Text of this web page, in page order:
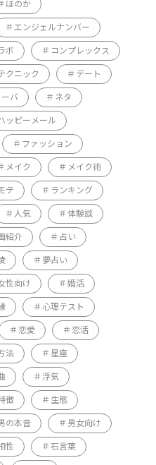
ほのか
エンジェルナンバー
ボ コンプレックス
クニック デート
ーバ ネタ
ッピーメール
ファッション
メイク メイク術
テ ランキング
人気 体験談
紹介 占い
夢占い
性向け 婚活
心理テスト
恋愛 恋活
法 星座
浮気
徴 生態
の本音 男女向け
性 石言葉